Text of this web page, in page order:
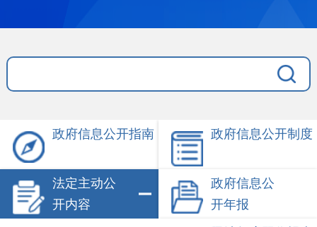
政府信息公开指南 政府信息公开制度
法定主动公
开内容
政府信息公
开年报